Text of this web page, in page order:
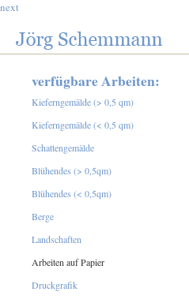
next
verfügbare Arbeiten:
Kieferngemälde (> 0,5 qm)
Kieferngemälde (< 0,5 qm)
Schattengemälde
Blühendes (> 0,5qm)
Blühendes (< 0,5qm)
Berge
Landschaften
Arbeiten auf Papier
Druckgrafik